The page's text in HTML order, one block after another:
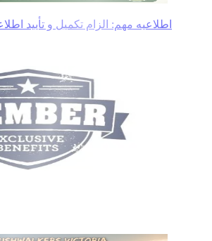
اطلاعیه مهم: الزام تکمیل و تأیید اطلاعات